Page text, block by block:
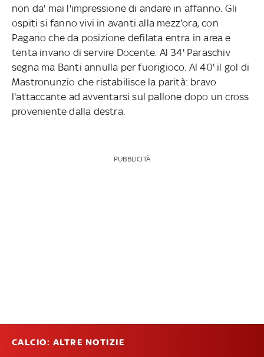
non da' mai l'impressione di andare in affanno. Gli
ospiti si fanno vivi in avanti alla mezz'ora, con
Pagano che da posizione defilata entra in area e
tenta invano di servire Docente. Al 34' Paraschiv
segna ma Banti annulla per fuorigioco. Al 40' il gol di
Mastronunzio che ristabilisce la parità: bravo
l'attaccante ad avventarsi sul pallone dopo un cross
proveniente dalla destra.
PUBBLICITÀ
CALCIO: ALTRE NOTIZIE